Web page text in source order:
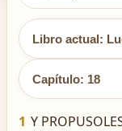
Libro actual:
Capítulo: 18
1 Y